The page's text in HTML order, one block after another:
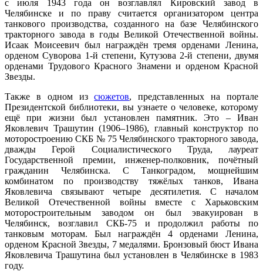
с июля 1943 года он возглавлял Кировский завод в
Челябинске и по праву считается организатором центра
танкового производства, созданного на базе Челябинского
тракторного завода в годы Великой Отечественной войны.
Исаак Моисеевич был награждён тремя орденами Ленина,
орденом Суворова 1-й степени, Кутузова 2-й степени, двумя
орденами Трудового Красного Знамени и орденом Красной
Звезды.
Также в одном изсюжетов, представленных на портале
Президентской библиотеки, вы узнаете о человеке, которому
ещё при жизни был установлен памятник. Это – Иван
Яковлевич Трашутин (1906–1986), главный конструктор по
моторостроению СКБ № 75 Челябинского тракторного завода,
дважды Герой Социалистического Труда, лауреат
Государственной премии, инженер-полковник, почётный
гражданин Челябинска. С Танкоградом, мощнейшим
комбинатом по производству тяжёлых танков, Ивана
Яковлевича связывают четыре десятилетия. С началом
Великой Отечественной войны вместе с Харьковским
моторостроительным заводом он был эвакуирован в
Челябинск, возглавил СКБ-75 и продолжил работы по
танковым моторам. Был награждён 4 орденами Ленина,
орденом Красной Звезды, 7 медалями. Бронзовый бюст Ивана
Яковлевича Трашутина был установлен в Челябинске в 1983
году.